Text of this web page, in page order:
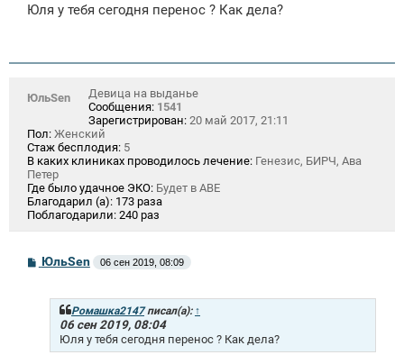
б
и
Юля у тебя сегодня перенос ? Как дела?
ЮльSen
Девица на выданье
Сообщения: 1541
Зарегистрирован: 20 май 2017, 21:11
Пол: Женский
Стаж бесплодия: 5
В каких клиниках проводилось лечение: Генезис, БИРЧ, Ава
Петер
Где было удачное ЭКО: Будет в АВЕ
Благодарил (а): 173 раза
Поблагодарили: 240 раз
С
о
ЮльSen 06 сен 2019, 08:09
Ромашка2147писал(а): ↑
06 сен 2019, 08:04
Юля у тебя сегодня перенос ? Как дела?